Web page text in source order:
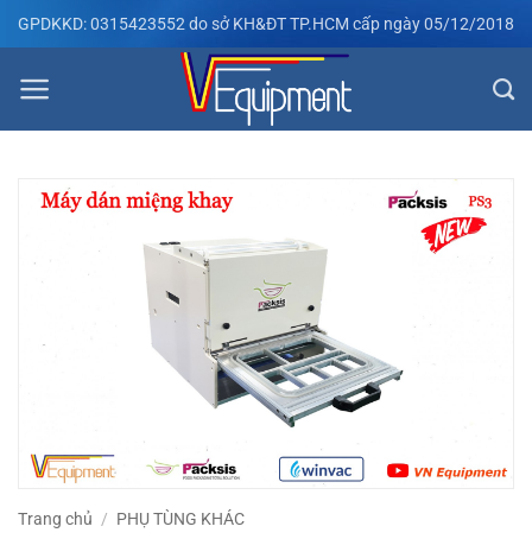
Bỏ
qua
nội
dung
GPDKKD: 0315423552 do sở KH&ĐT TP.HCM cấp ngày 05/12/2018
Trang chủ / PHỤ TÙNG KHÁC